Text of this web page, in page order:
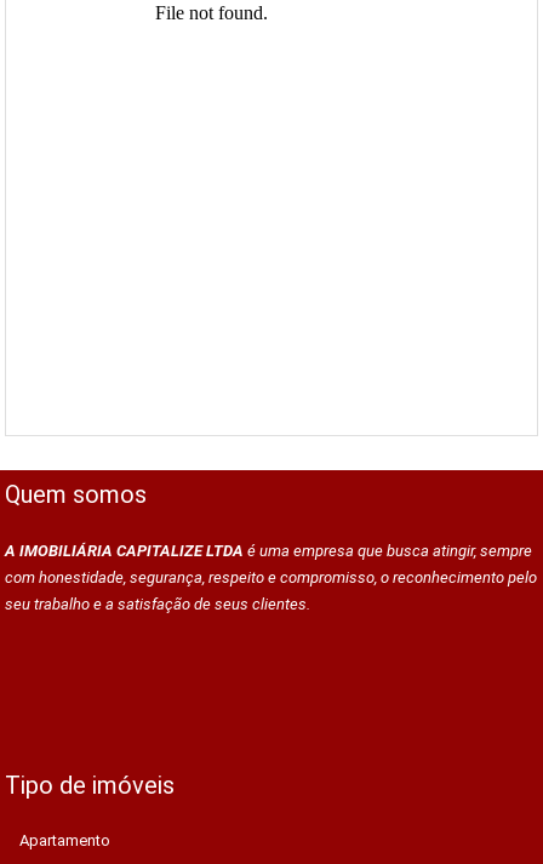
Quem somos
A IMOBILIÁRIA CAPITALIZE LTDA é uma empresa que busca atingir, sempre
com honestidade, segurança, respeito e compromisso, o reconhecimento pelo
seu trabalho e a satisfação de seus clientes.
Tipo de imóveis
Apartamento